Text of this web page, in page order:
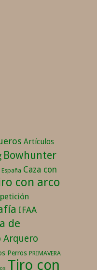
Artículos
Bowhunter
Caza con
con arco
IFAA
de
Arquero
Perros PRIMAVERA
Tiro con